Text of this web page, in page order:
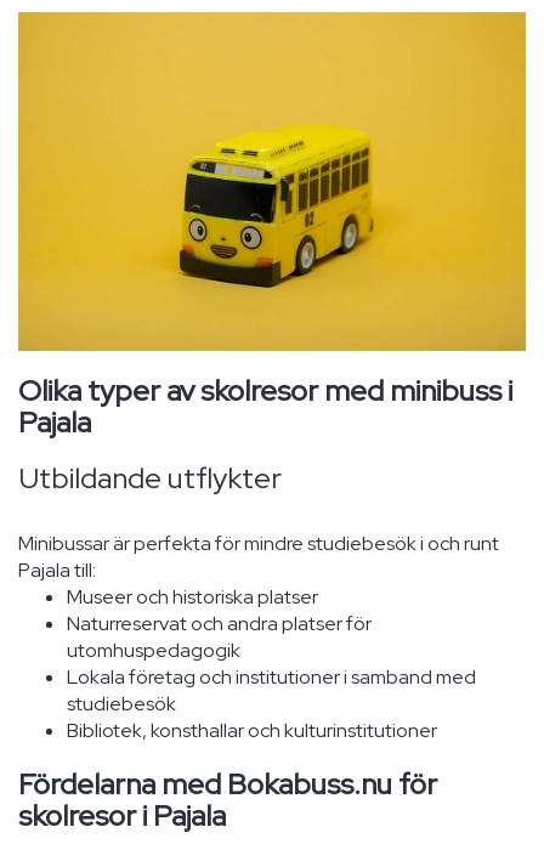
Olika typer av skolresor med minibuss i
Pajala
Utbildande utflykter
Minibussar är perfekta för mindre studiebesök i och runt
Pajala till:
Museer och historiska platser
Naturreservat och andra platser för
utomhuspedagogik
Lokala företag och institutioner i samband med
studiebesök
Bibliotek, konsthallar och kulturinstitutioner
Fördelarna med Bokabuss.nu för
skolresor i Pajala